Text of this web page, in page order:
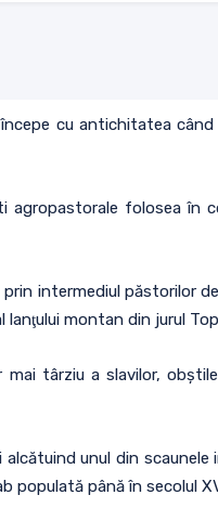
cu antichitatea
folosea în
intermediul păstorilor
lanţului montan din jurul
târziu a slavilor,
unul din
populată până în secolul